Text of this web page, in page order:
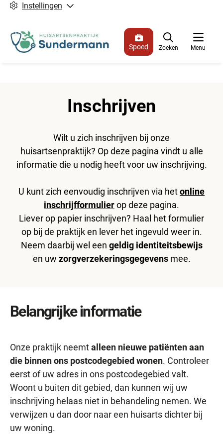
Instellingen
Menu
Spoed Zoeken
Inschrijven
Wilt u zich inschrijven bij onze
huisartsenpraktijk? Op deze pagina vindt u alle
informatie die u nodig heeft voor uw inschrijving.
U kunt zich eenvoudig inschrijven via hetonline
inschrijfformulierop deze pagina.
Liever op papier inschrijven? Haal het formulier
op bij de praktijk en lever het ingevuld weer in.
Neem daarbij wel een geldig identiteitsbewijs
en uw zorgverzekeringsgegevensmee.
Belangrijke informatie
Onze praktijk neemtalleen nieuwe patiënten aan
die binnen ons postcodegebied wonen. Controleer
eerst of uw adres in ons postcodegebied valt.
Woont u buiten dit gebied, dan kunnen wij uw
inschrijving helaas niet in behandeling nemen. We
verwijzen u dan door naar een huisarts dichter bij
uw woning.